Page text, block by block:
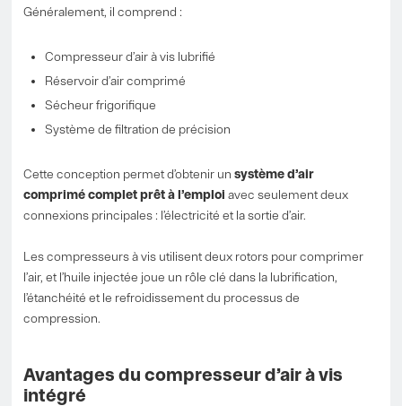
Généralement, il comprend :
Compresseur d’air à vis lubrifié
Réservoir d’air comprimé
Sécheur frigorifique
Système de filtration de précision
Cette conception permet d’obtenir unsystème d’air
comprimé complet prêt à l’emploi avec seulement deux
connexions principales : l’électricité et la sortie d’air.
Les compresseurs à vis utilisent deux rotors pour comprimer
l’air, et l’huile injectée joue un rôle clé dans la lubrification,
l’étanchéité et le refroidissement du processus de
compression.
Avantages du compresseur d’air à vis
intégré